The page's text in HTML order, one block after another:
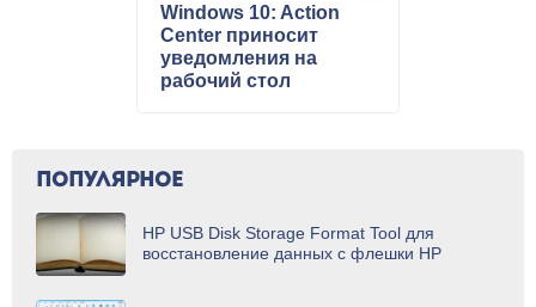
Windows 10: Action
Center приносит
уведомления на
рабочий стол
ПОПУЛЯРНОЕ
HP USB Disk Storage Format Tool для
восстановление данных с флешки HP